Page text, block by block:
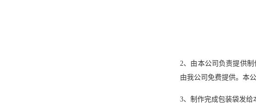
2、由本公司负责提供
由我公司免费提供。本
3、制作完成包装袋发给